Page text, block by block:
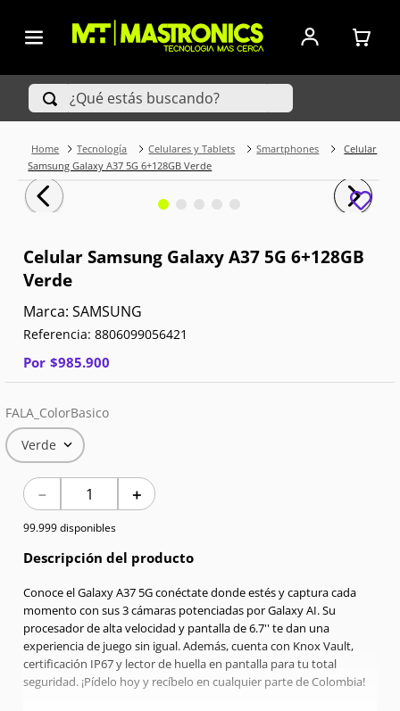
¿Qué estás buscando?
Tecnología Celulares y Tablets Smartphones
Celular
Samsung Galaxy A37 5G 6+128GB Verde
Celular Samsung Galaxy A37 5G 6+128GB
Verde
SAMSUNG
Referencia: 8806099056421
Por $985.900
FALA_ColorBasico
Verde
＋
－
99.999 disponibles
Descripción del producto
Conoce el Galaxy A37 5G conéctate donde estés y captura cada
momento con sus 3 cámaras potenciadas por Galaxy AI. Su
procesador de alta velocidad y pantalla de 6.7'' te dan una
experiencia de juego sin igual. Además, cuenta con Knox Vault,
certificación IP67 y lector de huella en pantalla para tu total
seguridad. ¡Pídelo hoy y recíbelo en cualquier parte de Colombia!
TÉRMINOS MÁS BUSCADOS
1.
Iphone
3.
Celulares Samsung
4.
Televisores
5.
Iphone 15 Pro Max
7.
Celulares
8.
Red Magic
9.
Audífonos
10. Iphone 17